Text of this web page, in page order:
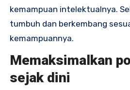
kemampuan intelektualnya.
tumbuh dan berkembang
kemampuannya.
Memaksimalkan
sejak dini